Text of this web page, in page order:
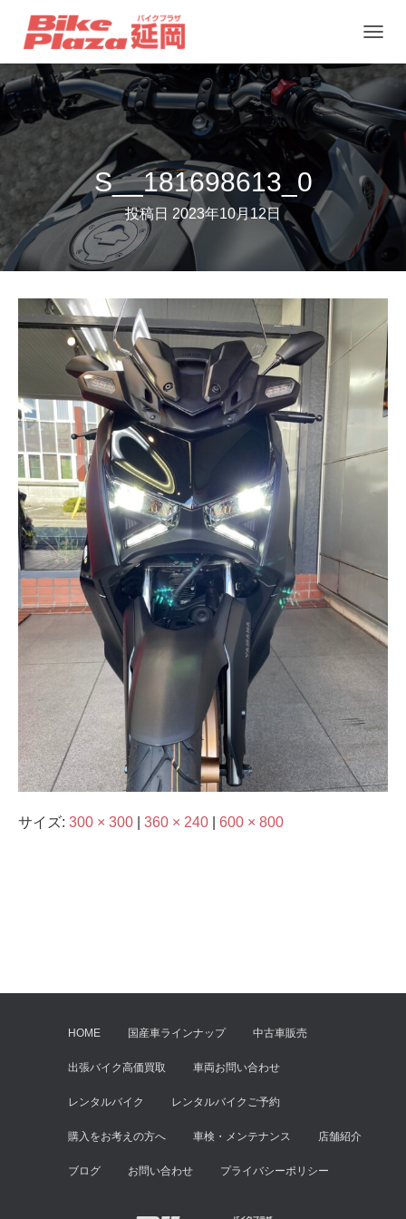
ビ
ー
シ
ョ
ン
を
り
え
S__181698613_0
投稿日 2023年10月12日
サイズ: 300 × 300 360 × 240 600 × 800
HOME 国産車ラインナップ 中古車販売
出張バイク高価買取 車両お問い合わせ
レンタルバイク レンタルバイクご予約
購入をお考えの方へ 車検・メンテナンス 店舗紹介
ブログ お問い合わせ プライバシーポリシー